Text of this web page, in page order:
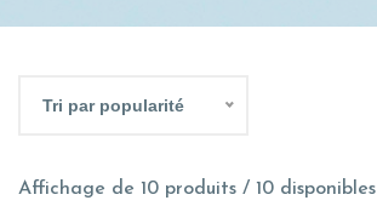
Tri par popularité
Affichage de 10 produits / 10 disponibles